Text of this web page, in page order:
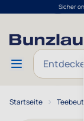
Sicher
Suche
Startseite